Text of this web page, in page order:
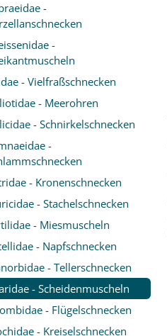
-
-
- Vielfraßschnecken
- Meerohren
- Schnirkelschnecken
-
- Kronenschnecken
- Stachelschnecken
- Miesmuscheln
- Napfschnecken
- Tellerschnecken
- Scheidenmuscheln
- Flügelschnecken
- Kreiselschnecken